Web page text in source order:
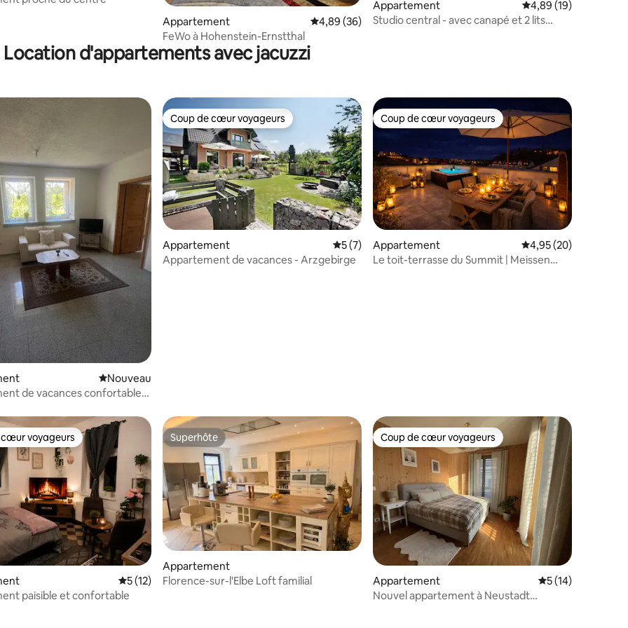
sur la base de 13 commentaires : 5 sur 5Appartement Évaluation moyenne sur la base de 36 commentaires : 4,89 sur 5
4,89 (36)
FeWo à Hohenstein-Ernstthal
Appartement Évaluation moyenne
4,89 (19)
Studio central - avec canapé et 2 lits
Location d'appartements avec jacuzzi
la base de 30 commentaires : 4,93 sur 5
Nouvel hébergement
Nouveau
de vacances confortable
Coup de cœur voyageurs
Coup de cœur voyageurs
Appartement Évaluation moyenne sur la base de 7 commentaires : 5 sur 5
5 (7)
Appartement de vacances - Arzgebirge
Coup de cœur voyageurs
Coup de cœur voyageurs
Appartement Évaluation moyenne
4,95 (20)
Le toit-terrasse du Summit | Meissen
la base de 29 commentaires : 4,93 sur 5
cœur voyageurs
voyageurs
Évaluation moyenne sur la base de 12 commentaires : 5 sur 5
5 (12)
paisible et confortable
Superhôte
Superhôte
Appartement
Florence-sur-l'Elbe Loft familial
Coup de cœur voyageurs
Coup de cœur voyageurs
Appartement Évaluation
5 (14)
Nouvel appartement à Neustadt